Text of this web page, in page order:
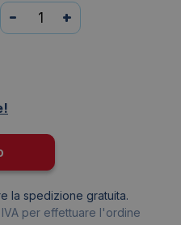
Scrivania
piano
gamba
ponte
in
Bianco
- +
la spedizione gratuita.
per effettuare l'ordine